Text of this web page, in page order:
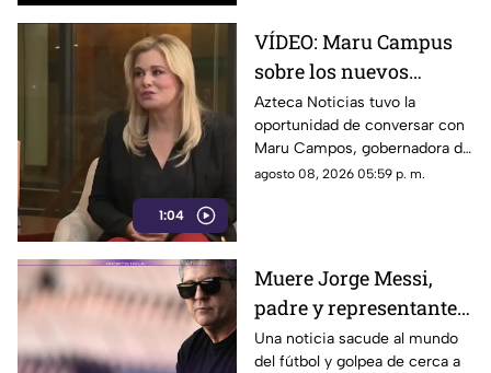
1:04
VÍDEO: Maru Campus
sobre los nuevos
lineamientos y señala
que son un riesgo para
la libertad de expresión
Azteca Noticias tuvo la
oportunidad de conversar con
Maru Campos, gobernadora de
Chihuahua, quien habló sobre
convertirse en una forma de
censura impulsada desde el
Gobierno Federal.
agosto 08, 2026 05:59 p. m.
Muere Jorge Messi,
padre y representante
de Lionel Messi
Una noticia sacude al mundo
del fútbol y golpea de cerca a